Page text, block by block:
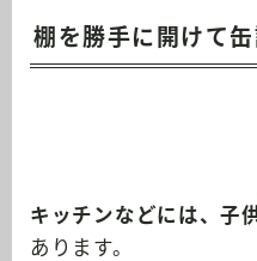
棚を勝手に開けて
キッチンなどには、子
あります。